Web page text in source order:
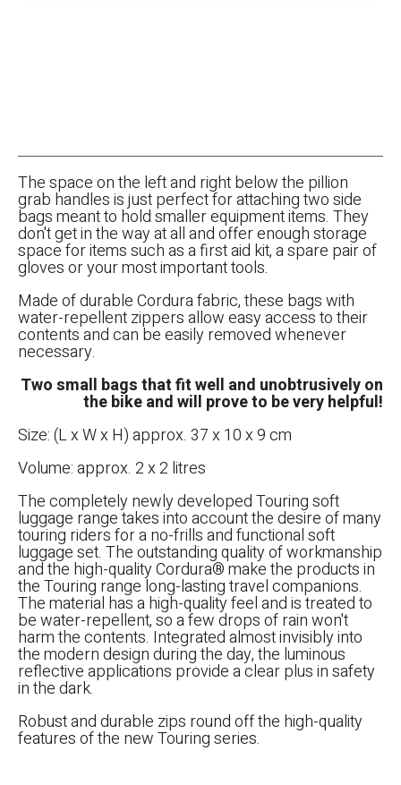
The space on the left and right below the pillion
grab handles is just perfect for attaching two side
bags meant to hold smaller equipment items. They
don't get in the way at all and offer enough storage
space for items such as a first aid kit, a spare pair of
gloves or your most important tools.
Made of durable Cordura fabric, these bags with
water-repellent zippers allow easy access to their
contents and can be easily removed whenever
necessary.
Two small bags that fit well and unobtrusively on
the bike and will prove to be very helpful!
Size: (L x W x H) approx. 37 x 10 x 9 cm
Volume: approx. 2 x 2 litres
The completely newly developed Touring soft
luggage range takes into account the desire of many
touring riders for a no-frills and functional soft
luggage set. The outstanding quality of workmanship
and the high-quality Cordura® make the products in
the Touring range long-lasting travel companions.
The material has a high-quality feel and is treated to
be water-repellent, so a few drops of rain won't
harm the contents. Integrated almost invisibly into
the modern design during the day, the luminous
reflective applications provide a clear plus in safety
in the dark.
Robust and durable zips round off the high-quality
features of the new Touring series.